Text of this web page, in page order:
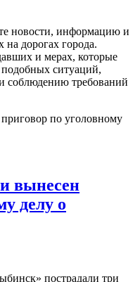
новости, информацию и
на дорогах города.
и мерах, которые
ситуаций,
соблюдению требований
вынесен
делу о